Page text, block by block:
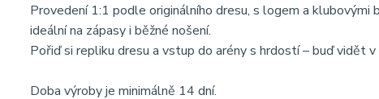
Provedení 1:1 podle originálního dresu, s logem a
ideální na zápasy i běžné nošení.
Pořiď si repliku dresu a vstup do arény s hrdostí – buď vidět v
Doba výroby je minimálně 14 dní.